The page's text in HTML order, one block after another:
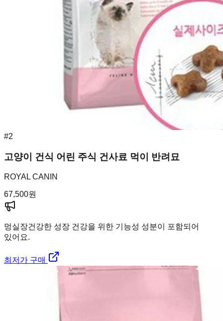
#2
고양이 건식 어린 주식 건사료 먹이 반려묘
ROYAL CANIN
67,500원
멍실장건강한 성장 건강을 위한 기능성 성분이 포함되어
있어요.
최저가 구매